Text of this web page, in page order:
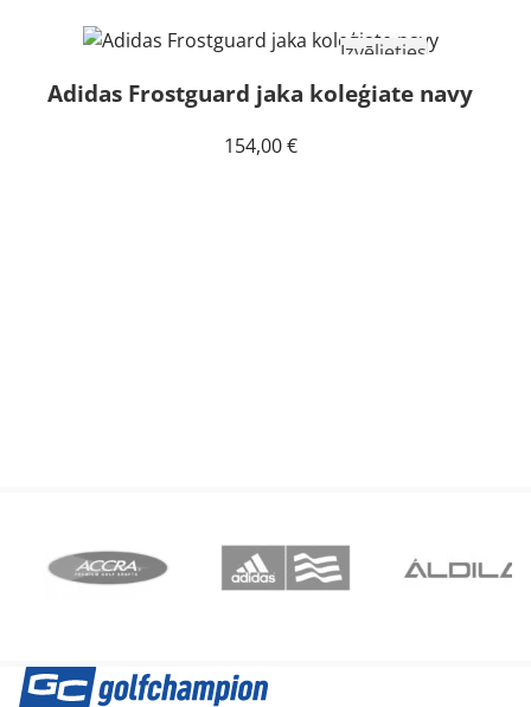
Izvēlieties
Adidas Frostguard jaka koleģiate navy
154,00€